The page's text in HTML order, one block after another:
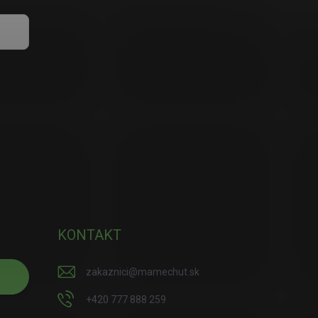
KONTAKT
zakaznici@mamechut.sk
+420 777 888 259